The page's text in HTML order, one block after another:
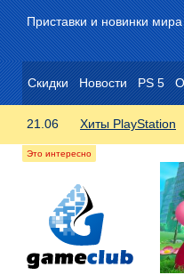
Приставки и новинки мира
Скидки Новости PS 5
21.06 Хиты PlayStation